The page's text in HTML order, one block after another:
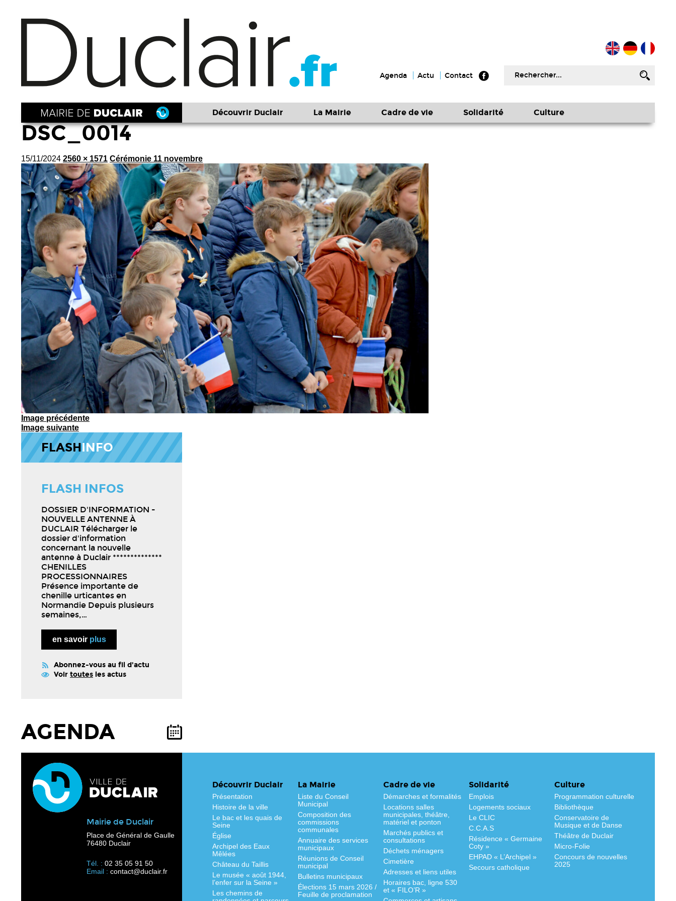
Agenda Actu Contact
Découvrir Duclair La Mairie Cadre de vie Solidarité Culture
DSC_0014
15/11/2024 2560 × 1571 Cérémonie 11 novembre
Image précédente
Image suivante
FLASHINFO
FLASH INFOS
DOSSIER D'INFORMATION -
NOUVELLE ANTENNE À
DUCLAIR Télécharger le
dossier d'information
concernant la nouvelle
antenne à Duclair **************
CHENILLES
PROCESSIONNAIRES
Présence importante de
chenille urticantes en
Normandie Depuis plusieurs
semaines,…
en savoir plus
Abonnez-vous au fil d'actu
Voir toutes les actus
AGENDA
Mairie de Duclair
Place de Général de Gaulle
76480 Duclair
Tél. : 02 35 05 91 50
Email : contact@duclair.fr
Découvrir Duclair
Présentation
Histoire de la ville
Le bac et les quais de
Seine
Église
Archipel des Eaux
Mêlées
Château du Taillis
Le musée « août 1944,
l’enfer sur la Seine »
Les chemins de
La Mairie
Liste du Conseil
Municipal
Composition des
commissions
communales
Annuaire des services
municipaux
Réunions de Conseil
municipal
Bulletins municipaux
Élections 15 mars 2026 /
Feuille de proclamation
Cadre de vie
Démarches et formalités
Locations salles
municipales, théâtre,
matériel et ponton
Marchés publics et
consultations
Déchets ménagers
Cimetière
Adresses et liens utiles
Horaires bac, ligne 530
et « FILO’R »
Solidarité
Emplois
Logements sociaux
Le CLIC
C.C.A.S
Résidence « Germaine
Coty »
EHPAD « L’Archipel »
Secours catholique
Culture
Programmation culturelle
Bibliothèque
Conservatoire de
Musique et de Danse
Théâtre de Duclair
Micro-Folie
Concours de nouvelles
2025